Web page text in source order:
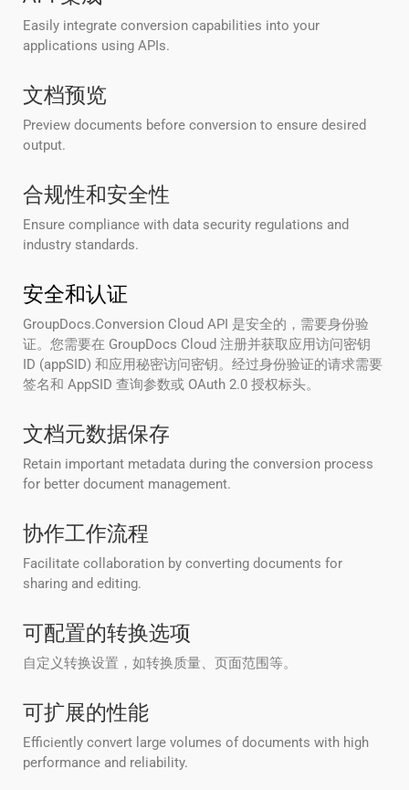
Easily integrate conversion capabilities into your
applications using APIs.
文档预览
Preview documents before conversion to ensure desired
output.
合规性和安全性
Ensure compliance with data security regulations and
industry standards.
安全和认证
GroupDocs.Conversion Cloud API 是安全的，需要身份验
证。您需要在 GroupDocs Cloud 注册并获取应用访问密钥
ID (appSID) 和应用秘密访问密钥。经过身份验证的请求需要
签名和 AppSID 查询参数或 OAuth 2.0 授权标头。
文档元数据保存
Retain important metadata during the conversion process
for better document management.
协作工作流程
Facilitate collaboration by converting documents for
sharing and editing.
可配置的转换选项
自定义转换设置，如转换质量、页面范围等。
可扩展的性能
Efficiently convert large volumes of documents with high
performance and reliability.